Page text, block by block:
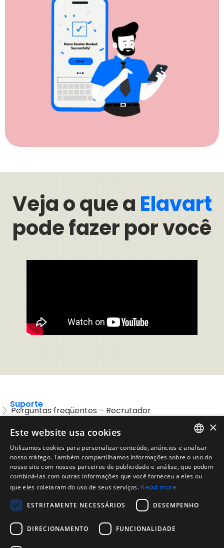
Veja o que a Elavart
pode fazer por você
Suporte
Perguntas freqüentes – Recrutador
Preguntas frequentes – Candidatos
Legal
Política de Uso Aceitável
Aviso Legal
Empresa
Sobre nós
Blog da Evalart
Confiabilidade dos testes Evalart
ENGLISH
SPANISH
×
Este website usa cookies
Utilizamos cookies para personalizar conteúdo, anúncios e analisar
nosso tráfego. Também compartilhamos informações sobre o uso do
nosso site com nossos parceiros de publicidade e análise, que podem
combiná-las com outras informações que você forneceu a eles ou
que eles coletaram do uso de seus serviços.Read more
ESTRITAMENTE NECESSÁRIOS DESEMPENHO
DIRECIONAMENTO FUNCIONALIDADE